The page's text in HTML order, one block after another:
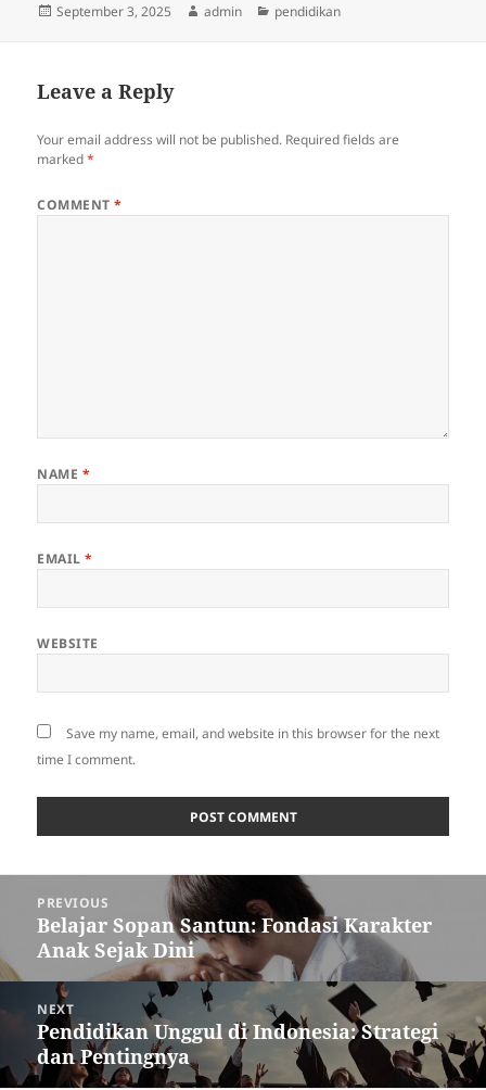
Posted
September 3, 2025 Author
admin Categories
pendidikan
Leave a Reply
Your email address will not be published. Required fields are
marked*
COMMENT*
NAME *
EMAIL*
WEBSITE
Save my name, email, and website in this browser for the next
time I comment.
navigation
PREVIOUS
Previous
post:
Belajar Sopan Santun: Fondasi Karakter
Anak Sejak Dini
NEXT
Next
post:
Pendidikan Unggul di Indonesia: Strategi
dan Pentingnya